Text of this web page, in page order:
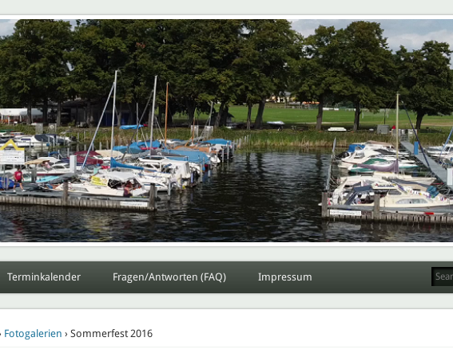
e.V.
Lokomotive Potsdam e.V.
Terminkalender Fragen/Antworten (FAQ) Impressum
Fotogalerien › Sommerfest 2016